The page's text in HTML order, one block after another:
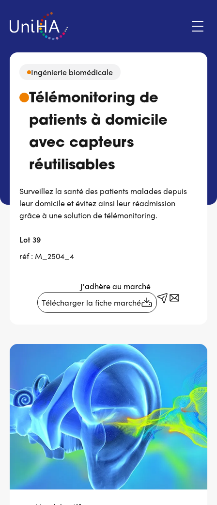
contenu
Menu
du
compte
l'utilisateur
Espace adhérent
Qui sommes-nous ?
Programmes d'action
Actualités & évènements
Recrutement
Ingénierie biomédicale
Télémonitoring de
patients à domicile
avec capteurs
réutilisables
Surveillez la santé des patients malades depuis
leur domicile et évitez ainsi leur réadmission
grâce à une solution de télémonitoring.
Lot 39
réf : M_2504_4
J'adhère au marché
Télécharger la fiche marché
Message
d'état